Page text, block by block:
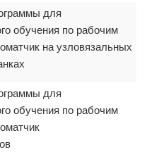
для
обучения по рабочим
на узловязальных
для
обучения по рабочим